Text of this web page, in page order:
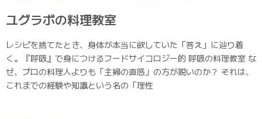
ユグラボの料理教室
レシピを捨てたとき、身体が本当に欲していた「答え」に辿り着
く。『呼吸』で身につけるフードサイコロジー的 呼吸の料理教室 な
ぜ、プロの料理人よりも「主婦の直感」の方が鋭いのか？ それは、
これまでの経験や知識という名の「理性